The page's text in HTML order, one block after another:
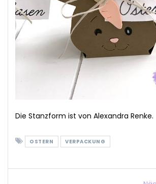
Die Stanzform ist von Alexandra Renke.
OSTERN VERPACKUNG